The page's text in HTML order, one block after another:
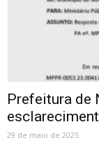
Prefeitura de
29 de maio de 2025